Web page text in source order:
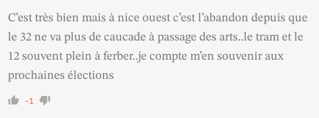
C’est très bien mais à nice ouest c’est l’abandon depuis que
le 32 ne va plus de caucade à passage des arts..le tram et le
12 souvent plein à ferber..je compte m’en souvenir aux
prochaines élections
-1